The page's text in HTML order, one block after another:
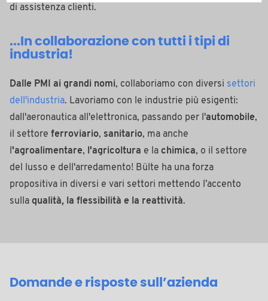
di assistenza clienti.
...In collaborazione con tutti i tipi di
industria!
Dalle PMI ai grandi nomi, collaboriamo con diversi settori
dell'industria. Lavoriamo con le industrie più esigenti:
dall'aeronautica all'elettronica, passando per l'automobile,
il settore ferroviario, sanitario, ma anche
'agroalimentare, l'agricoltura e la chimica, o il settore
del lusso e dell'arredamento! Bülte ha una forza
propositiva in diversi e vari settori mettendo l’accento
sulla qualità, la flessibilità e la reattività.
Domande e risposte sull’azienda